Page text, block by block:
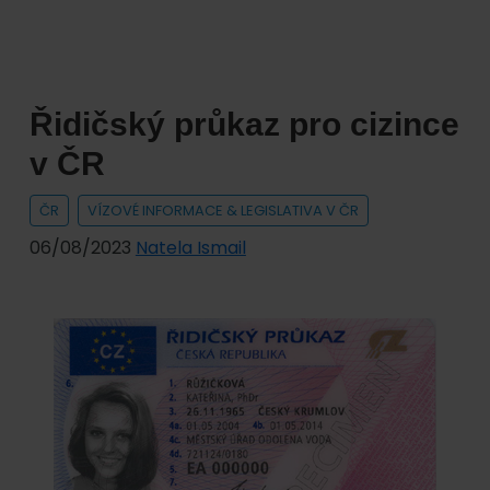
v
Praze
Řidičský průkaz pro cizince
v ČR
ČR VÍZOVÉ INFORMACE & LEGISLATIVA V ČR
06/08/2023 Natela Ismail